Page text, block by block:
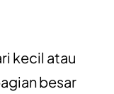
kecil atau
besar